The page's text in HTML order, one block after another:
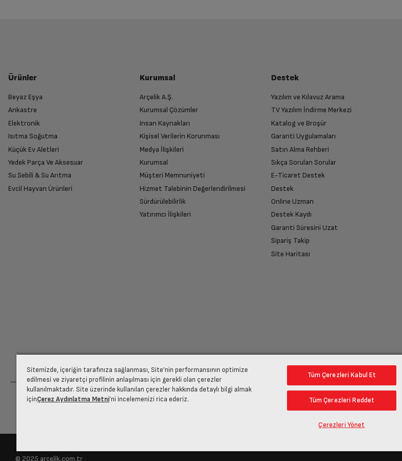
Ultra Hassas
Program-5 Havalandırma
Su Girişi Tek (Soğuk)
16
Ürünü Yetkili Servise Teslim Edin
Ürünü eksiksiz ve hasarsız olarak faturası ile birlikte yetkili servise teslim edin.
İade Talebiniz Onaylansın
Yetkili servis gerekli kontrolleri sağladıktan sonra İade süreciniz tamamlanacaktır.
Ürünler
Beyaz Eşya
Ankastre
Elektronik
Isıtma Soğutma
Küçük Ev Aletleri
Yedek Parça Ve Aksesuar
Su Sebili & Su Arıtma
Evcil Hayvan Ürünleri
Kurumsal
Arçelik A.Ş.
Kurumsal Çözümler
Insan Kaynakları
Kişisel Verilerin Korunması
Medya İlişkileri
Kurumsal
Müşteri Memnuniyeti
Hizmet Talebinin Değerlendirilmesi
Sürdürülebilirlik
Yatırımcı İlişkileri
Destek
Yazılım ve Kılavuz Arama
TV Yazılım İndirme Merkezi
Katalog ve Broşür
Garanti Uygulamaları
Satın Alma Rehberi
Sıkça Sorulan Sorular
E-Ticaret Destek
Destek
Online Uzman
Destek Kaydı
Garanti Süresini Uzat
Sipariş Takip
Site Haritası
© 2025 arcelik.com.tr
Sitemizde, içeriğin tarafınıza sağlanması, Site’nin performansının optimize
edilmesi ve ziyaretçi profilinin anlaşılması için gerekli olan çerezler
kullanılmaktadır. Site üzerinde kullanılan çerezler hakkında detaylı bilgi almak
içinÇerez Aydınlatma Metni’ni incelemenizi rica ederiz.
Tüm Çerezleri Kabul Et
Tüm Çerezleri Reddet
Çerezleri Yönet